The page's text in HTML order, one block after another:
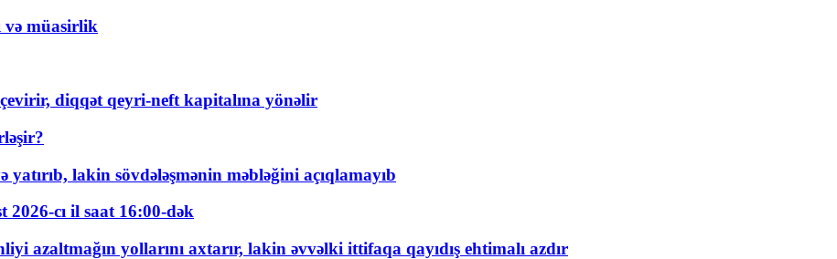
və müasirlik
diqqət qeyri-neft kapitalına yönəlir
lakin sövdələşmənin məbləğini açıqlamayıb
2026-cı il saat 16:00-dək
azaltmağın yollarını axtarır, lakin əvvəlki ittifaqa qayıdış ehtimalı azdır